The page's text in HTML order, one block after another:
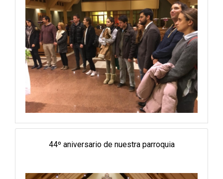
44º aniversario de nuestra parroquia